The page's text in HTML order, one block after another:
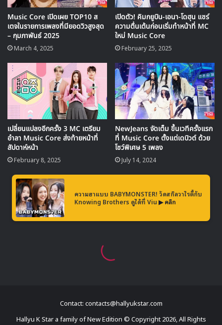
Contact: contacts@hallyukstar.com
Hallyu K Star a family of New Edition © Copyright 2026, All Rights